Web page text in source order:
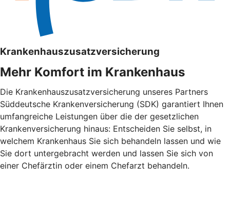
Krankenhauszusatzversicherung
Mehr Komfort im Krankenhaus
Die Krankenhauszusatzversicherung unseres Partners
Süddeutsche Krankenversicherung (SDK) garantiert Ihnen
umfangreiche Leistungen über die der gesetzlichen
Krankenversicherung hinaus: Entscheiden Sie selbst, in
welchem Krankenhaus Sie sich behandeln lassen und wie
Sie dort untergebracht werden und lassen Sie sich von
einer Chefärztin oder einem Chefarzt behandeln.